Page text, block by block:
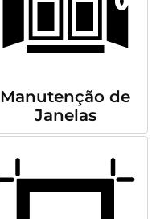
Manutenção de
Janelas